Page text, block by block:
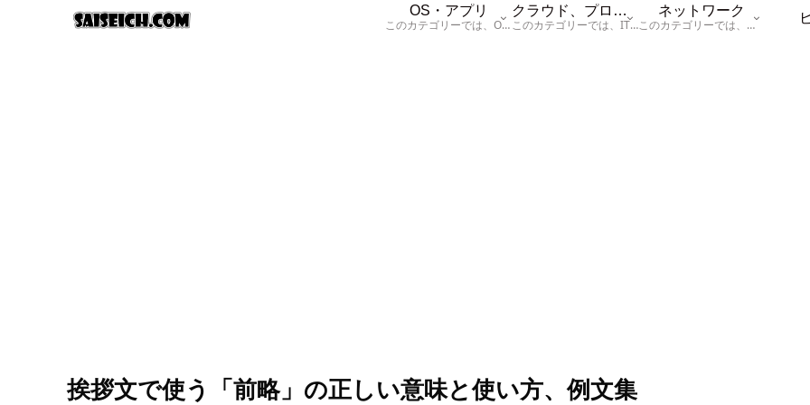
OS・アプリ
このカテゴリーでは、OSに関する情報を記載しています。
クラウド、プログラム
このカテゴリーでは、ITに関する基本的な情報として「ハードウェア、「サーバー」、「データベース、「ネットワーク」、「セキュリティ」、「プログラム」に関する情報を記載しています。
ネットワーク
このカテゴリーでは、「ネットワーク」に関する情報を記載しています。
挨拶文で使う「前略」の正しい意味と使い方、例文集